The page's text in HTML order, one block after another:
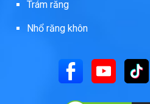
Trám răng
Nhổ răng khôn